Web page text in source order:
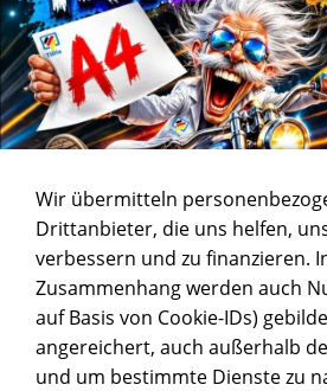
Wir übermitteln
Drittanbieter, die uns helfen,
verbessern und zu finanzieren.
Zusammenhang werden auch
auf Basis von Cookie-IDs)
angereichert, auch außerhalb
und um bestimmte Dienste zu